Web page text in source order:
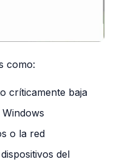
como:
críticamente baja
o la red
del